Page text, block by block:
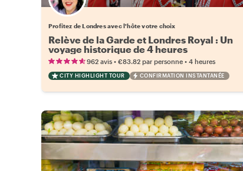
Choisissez votre local favori
Profitez de Londres avec l'hôte votre choix
Relève de la Garde et Londres Royal : Un
voyage historique de 4 heures
962 avis • €83.82 par personne • 4 heures
CITY HIGHLIGHT TOUR CONFIRMATION INSTANTANÉE